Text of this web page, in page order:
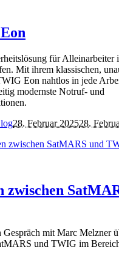
für Alleinarbeiter
Mit ihrem klassischen,
Eon nahtlos in jede
modernste Notruf- und
28. Februar 202528.
zwischen
mit Marc Melzner
und TWIG im